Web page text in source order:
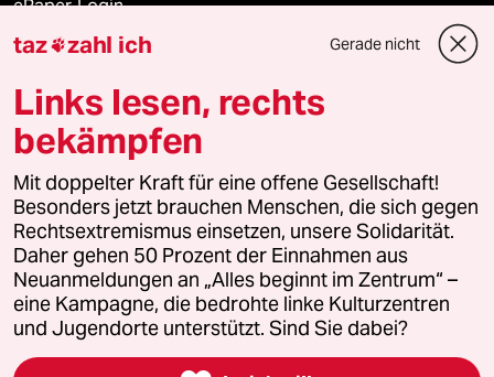
ePaper Login
Downloads für Abonnierende
© 2026 taz Verlags und Vertriebs GmbH
Alle Rechte vorbehalten. Bei rechtlichen Fragen oder für Genehmigungen
wenden Sie sich bitte an
lizenzen@taz.de
Feedback Redaktionsstatut Kommune-Richtlinien
Leitlinie Informant Datenschutz Impressum AGB
taz zahl ich Gerade nicht
Links lesen, rechts
bekämpfen
Mit doppelter Kraft für eine offene Gesellschaft!
Besonders jetzt brauchen Menschen, die sich gegen
Rechtsextremismus einsetzen, unsere Solidarität.
Daher gehen 50 Prozent der Einnahmen aus
Neuanmeldungen an „Alles beginnt im Zentrum“ –
eine Kampagne, die bedrohte linke Kulturzentren
und Jugendorte unterstützt. Sind Sie dabei?